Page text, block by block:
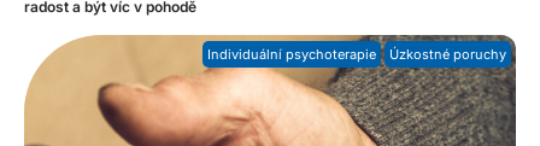
radost a být víc v pohodě
Individuální psychoterapie Úzkostné poruchy